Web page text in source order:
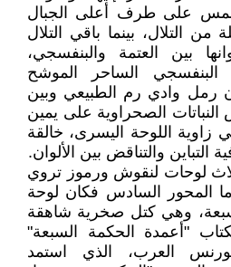
على طرف أعلى الجبال
من التلال، بينما باقي التلال
بين العتمة والبنفسجي،
البنفسجي الساحر الموشح
رمل وادي رم الطبيعي وبين
النباتات الصحراوية على يمين
زاوية اللوحة اليسرى، خالقة
والتناقض بين الألوان.
لوحات لنقوش ورموز تروي
المحور السادس فكان لوحة
وهي كتل صخرية شاهقة
"أعمدة الحكمة السبعة"
العرب، الذي استمد